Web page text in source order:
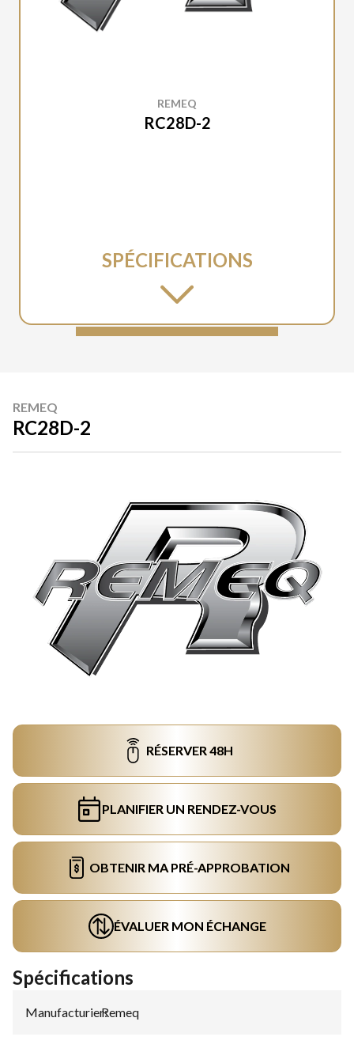
REMEQ
RC28D-2
SPÉCIFICATIONS
REMEQ
RC28D-2
RÉSERVER 48H
PLANIFIER UN RENDEZ-VOUS
OBTENIR MA PRÉ-APPROBATION
ÉVALUER MON ÉCHANGE
Spécifications
Manufacturier:
Remeq